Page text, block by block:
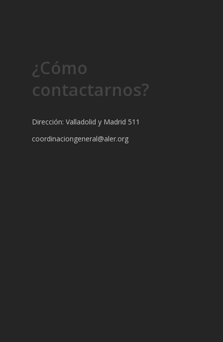
¿Cómo
contactarnos?
Dirección: Valladolid y Madrid 511
coordinaciongeneral@aler.org